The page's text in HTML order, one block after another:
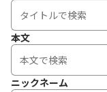
本文
ニックネーム